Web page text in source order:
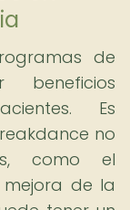
de
beneficios
Es
no
como el
de la